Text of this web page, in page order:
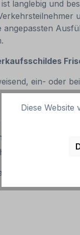
langlebig und
angepassten
ein- oder
immer bei
verfügbar)
Diese Website